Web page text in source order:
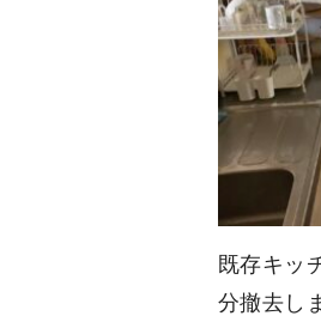
既存キッ
分撤去し